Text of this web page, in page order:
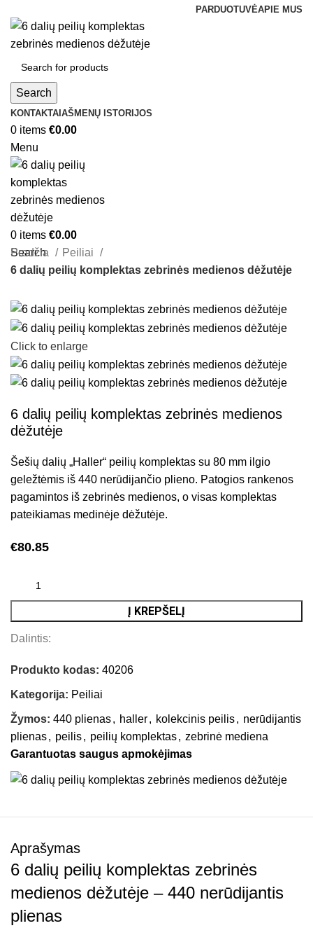
PARDUOTUVĖAPIE MUS
Search
KONTAKTAI AŠMENŲ ISTORIJOS
0 items €0.00
Menu
0 items €0.00
Search
Pradžia
Peiliai
6 dalių peilių komplektas zebrinės medienos dėžutėje
Click to enlarge
6 dalių peilių komplektas zebrinės medienos
dėžutėje
Šešių dalių „Haller“ peilių komplektas su 80 mm ilgio
geležtėmis iš 440 nerūdijančio plieno. Patogios rankenos
pagamintos iš zebrinės medienos, o visas komplektas
pateikiamas medinėje dėžutėje.
€80.85
Į KREPŠELĮ
Dalintis:
Produkto kodas:40206
Kategorija: Peiliai
Žymos: 440 plienas, haller, kolekcinis peilis, nerūdijantis
plienas, peilis, peilių komplektas, zebrinė mediena
Garantuotas saugus apmokėjimas
Aprašymas
6 dalių peilių komplektas zebrinės
medienos dėžutėje – 440 nerūdijantis
plienas